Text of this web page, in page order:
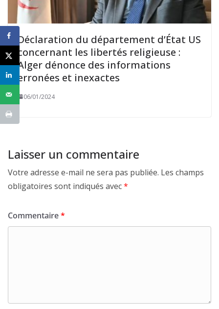
Déclaration du département d’État US
concernant les libertés religieuse :
Alger dénonce des informations
erronées et inexactes
06/01/2024
Laisser un commentaire
Votre adresse e-mail ne sera pas publiée. Les champs
obligatoires sont indiqués avec*
Commentaire*